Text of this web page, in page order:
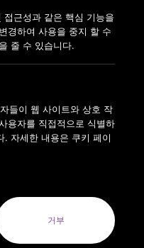
ALL RIGHTS
(MODERN FITNESS KOREA
근성과 같은 핵심 기능을
경하여 사용을 중지 할 수
줄 수 있습니다.
들이 웹 사이트와 상호 작
용자를 직접적으로 식별하
. 자세한 내용은 쿠키 페이
거부